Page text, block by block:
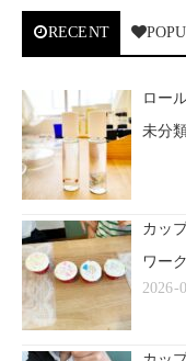
RECENT
ロー
未分類
カッ
ワー
2026-